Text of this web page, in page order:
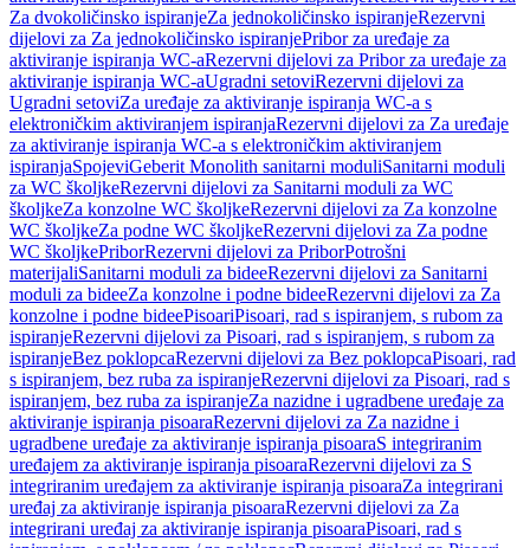
Za dvokoličinsko ispiranjeZa jednokoličinsko ispiranjeRezervni
dijelovi za Za jednokoličinsko ispiranjePribor za uređaje za
aktiviranje ispiranja WC-aRezervni dijelovi za Pribor za uređaje za
aktiviranje ispiranja WC-aUgradni setoviRezervni dijelovi za
Ugradni setoviZa uređaje za aktiviranje ispiranja WC-a s
elektroničkim aktiviranjem ispiranjaRezervni dijelovi za Za uređaje
za aktiviranje ispiranja WC-a s elektroničkim aktiviranjem
ispiranjaSpojeviGeberit Monolith sanitarni moduliSanitarni moduli
za WC školjkeRezervni dijelovi za Sanitarni moduli za WC
školjkeZa konzolne WC školjkeRezervni dijelovi za Za konzolne
WC školjkeZa podne WC školjkeRezervni dijelovi za Za podne
WC školjkePriborRezervni dijelovi za PriborPotrošni
materijaliSanitarni moduli za bideeRezervni dijelovi za Sanitarni
moduli za bideeZa konzolne i podne bideeRezervni dijelovi za Za
konzolne i podne bideePisoariPisoari, rad s ispiranjem, s rubom za
ispiranjeRezervni dijelovi za Pisoari, rad s ispiranjem, s rubom za
ispiranjeBez poklopcaRezervni dijelovi za Bez poklopcaPisoari, rad
s ispiranjem, bez ruba za ispiranjeRezervni dijelovi za Pisoari, rad s
ispiranjem, bez ruba za ispiranjeZa nazidne i ugradbene uređaje za
aktiviranje ispiranja pisoaraRezervni dijelovi za Za nazidne i
ugradbene uređaje za aktiviranje ispiranja pisoaraS integriranim
uređajem za aktiviranje ispiranja pisoaraRezervni dijelovi za S
integriranim uređajem za aktiviranje ispiranja pisoaraZa integrirani
uređaj za aktiviranje ispiranja pisoaraRezervni dijelovi za Za
integrirani uređaj za aktiviranje ispiranja pisoaraPisoari, rad s